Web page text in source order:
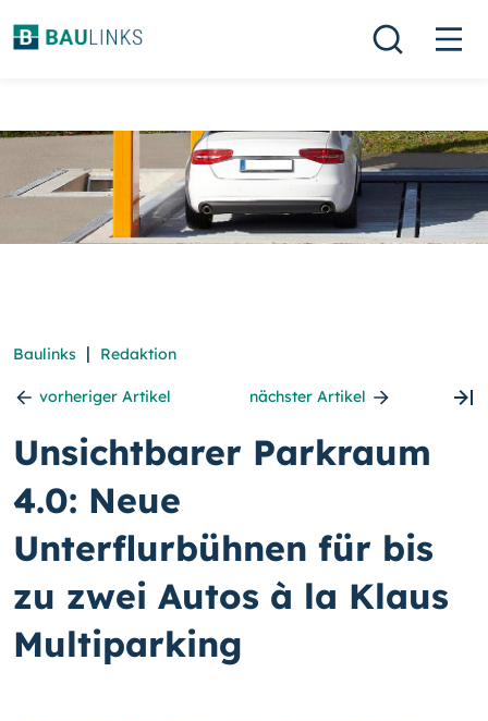
Baulinks | Redaktion
vorheriger Artikel nächster Artikel
Unsichtbarer Parkraum
4.0: Neue
Unterflurbühnen für bis
zu zwei Autos à la Klaus
Multiparking